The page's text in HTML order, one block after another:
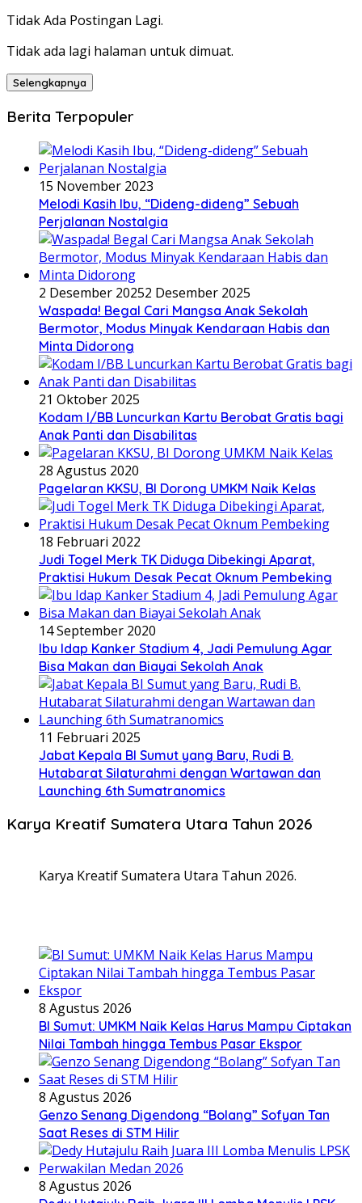
Tidak Ada Postingan Lagi.
Tidak ada lagi halaman untuk dimuat.
Selengkapnya
Berita Terpopuler
15 November 2023
Melodi Kasih Ibu, “Dideng-dideng” Sebuah
Perjalanan Nostalgia
2 Desember 20252 Desember 2025
Waspada! Begal Cari Mangsa Anak Sekolah
Bermotor, Modus Minyak Kendaraan Habis dan
Minta Didorong
21 Oktober 2025
Kodam I/BB Luncurkan Kartu Berobat Gratis bagi
Anak Panti dan Disabilitas
28 Agustus 2020
Pagelaran KKSU, BI Dorong UMKM Naik Kelas
18 Februari 2022
Judi Togel Merk TK Diduga Dibekingi Aparat,
Praktisi Hukum Desak Pecat Oknum Pembeking
14 September 2020
Ibu Idap Kanker Stadium 4, Jadi Pemulung Agar
Bisa Makan dan Biayai Sekolah Anak
11 Februari 2025
Jabat Kepala BI Sumut yang Baru, Rudi B.
Hutabarat Silaturahmi dengan Wartawan dan
Launching 6th Sumatranomics
Karya Kreatif Sumatera Utara Tahun 2026
Karya Kreatif Sumatera Utara Tahun 2026.
8 Agustus 2026
BI Sumut: UMKM Naik Kelas Harus Mampu Ciptakan
Nilai Tambah hingga Tembus Pasar Ekspor
8 Agustus 2026
Genzo Senang Digendong “Bolang” Sofyan Tan
Saat Reses di STM Hilir
8 Agustus 2026